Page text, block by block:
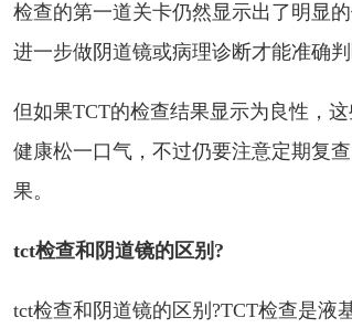
检查的第一道关卡仍然显示出了明显
进一步做阴道镜或病理诊断才能准确判
但如果TCT的检查结果显示为良性，
健康松一口气，不过仍要注意定期复
果。
tct检查和阴道镜的区别?
tct检查和阴道镜的区别?TCT检查是液